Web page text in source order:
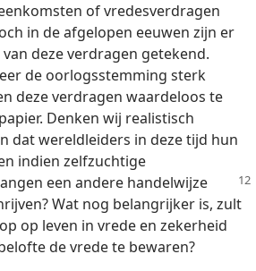
of vredesverdragen
in de afgelopen eeuwen zijn er
deze verdragen getekend.
de oorlogsstemming sterk
deze verdragen waardeloos te
Denken wij realistisch
dat wereldleiders in deze tijd hun
indien zelfzuchtige
een andere handelwijze
Wat nog belangrijker is, zult
op leven in vrede en zekerheid
de vrede te bewaren?